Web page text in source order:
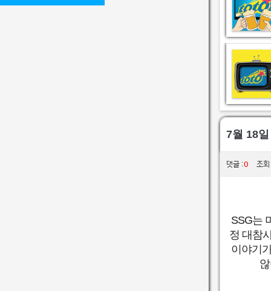
7월 18
댓글 :0 조
SSG는
정 대참
이야기